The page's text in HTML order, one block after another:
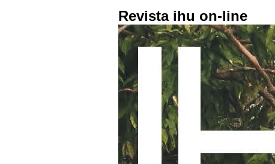
Revista ihu on-line